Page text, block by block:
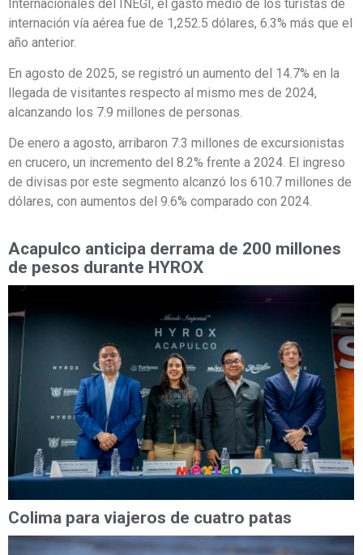
Internacionales del INEGI, el gasto medio de los turistas de
internación vía aérea fue de 1,252.5 dólares, 6.3% más que el
año anterior.
En agosto de 2025, se registró un aumento del 14.7% en la
llegada de visitantes respecto al mismo mes de 2024,
alcanzando los 7.9 millones de personas.
De enero a agosto, arribaron 7.3 millones de excursionistas
en crucero, un incremento del 8.2% frente a 2024. El ingreso
de divisas por este segmento alcanzó los 610.7 millones de
dólares, con aumentos del 9.6% comparado con 2024.
Acapulco anticipa derrama de 200 millones
de pesos durante HYROX
Colima para viajeros de cuatro patas